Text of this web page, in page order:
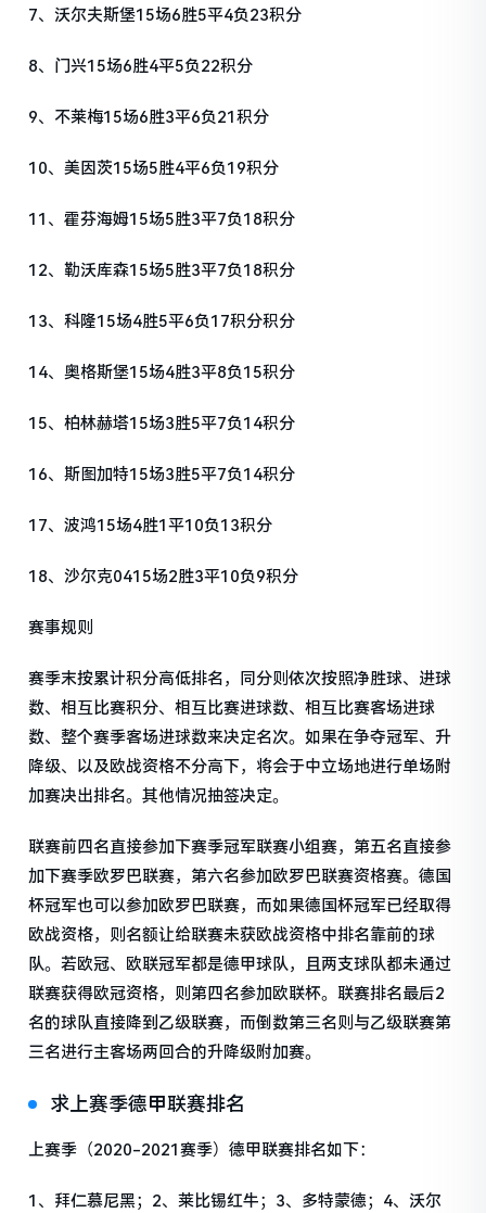
7、沃尔夫斯堡15场6胜5平4负23积分
8、门兴15场6胜4平5负22积分
9、不莱梅15场6胜3平6负21积分
10、美因茨15场5胜4平6负19积分
11、霍芬海姆15场5胜3平7负18积分
12、勒沃库森15场5胜3平7负18积分
13、科隆15场4胜5平6负17积分积分
14、奥格斯堡15场4胜3平8负15积分
15、柏林赫塔15场3胜5平7负14积分
16、斯图加特15场3胜5平7负14积分
17、波鸿15场4胜1平10负13积分
18、沙尔克0415场2胜3平10负9积分
赛事规则
赛季末按累计积分高低排名，同分则依次按照净胜球、进球
数、相互比赛积分、相互比赛进球数、相互比赛客场进球
数、整个赛季客场进球数来决定名次。如果在争夺冠军、升
降级、以及欧战资格不分高下，将会于中立场地进行单场附
加赛决出排名。其他情况抽签决定。
联赛前四名直接参加下赛季冠军联赛小组赛，第五名直接参
加下赛季欧罗巴联赛，第六名参加欧罗巴联赛资格赛。德国
杯冠军也可以参加欧罗巴联赛，而如果德国杯冠军已经取得
欧战资格，则名额让给联赛未获欧战资格中排名靠前的球
队。若欧冠、欧联冠军都是德甲球队，且两支球队都未通过
联赛获得欧冠资格，则第四名参加欧联杯。联赛排名最后2
名的球队直接降到乙级联赛，而倒数第三名则与乙级联赛第
三名进行主客场两回合的升降级附加赛。
求上赛季德甲联赛排名
上赛季（2020-2021赛季）德甲联赛排名如下：
1、拜仁慕尼黑；2、莱比锡红牛；3、多特蒙德；4、沃尔